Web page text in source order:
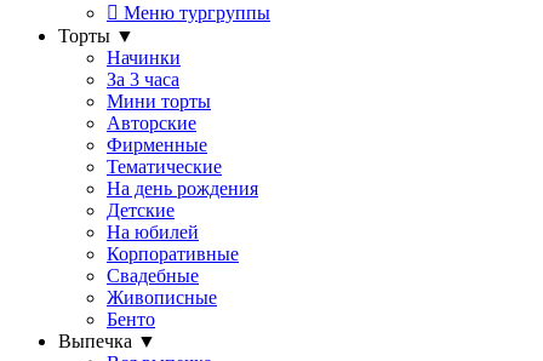
Меню тургруппы
Торты ▼
Начинки
За 3 часа
Мини торты
Авторские
Фирменные
Тематические
На день рождения
Детские
На юбилей
Корпоративные
Свадебные
Живописные
Бенто
Выпечка ▼